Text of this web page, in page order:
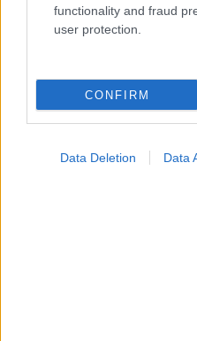
functionality and fraud
user protection.
CONFIRM
Data Deletion Data